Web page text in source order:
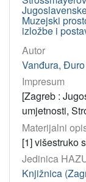
Muzejski
izložbe i
Autor
Vanđura,
Impresum
[Zagreb :
umjetnosti,
Materijalni
[1] višestruko
Jedinica
Knjižnica